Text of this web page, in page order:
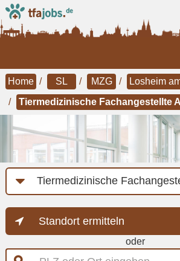
Home SL MZG
Losheim
Tiermedizinische Fachangestellte
Job-
Kategorie
Standort ermitteln
oder
PLZ